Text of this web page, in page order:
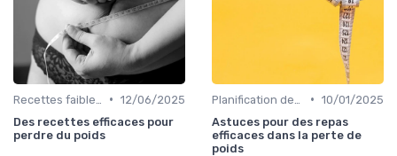
• 12/06/2025
Des recettes efficaces pour
perdre du poids
• 10/01/2025
Astuces pour des repas
efficaces dans la perte de
poids